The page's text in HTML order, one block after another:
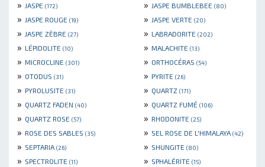
» JASPE (172) » JASPE BUMBLEBEE (80)
» JASPE ROUGE (19) » JASPE VERTE (20)
» JASPE ZÈBRE (27) » LABRADORITE (202)
» LÉPIDOLITE (10) » MALACHITE (13)
» MICROCLINE (301) » ORTHOCÉRAS (54)
» OTODUS (31) » PYRITE (26)
» PYROLUSITE (31) » QUARTZ (171)
» QUARTZ FADEN (40) » QUARTZ FUMÉ (106)
» QUARTZ ROSE (57) » RHODONITE (25)
» ROSE DES SABLES (35) » SEL ROSE DE L'HIMALAYA (42)
» SEPTARIA (26) » SHUNGITE (80)
» SPECTROLITE (11) » SPHALÉRITE (15)